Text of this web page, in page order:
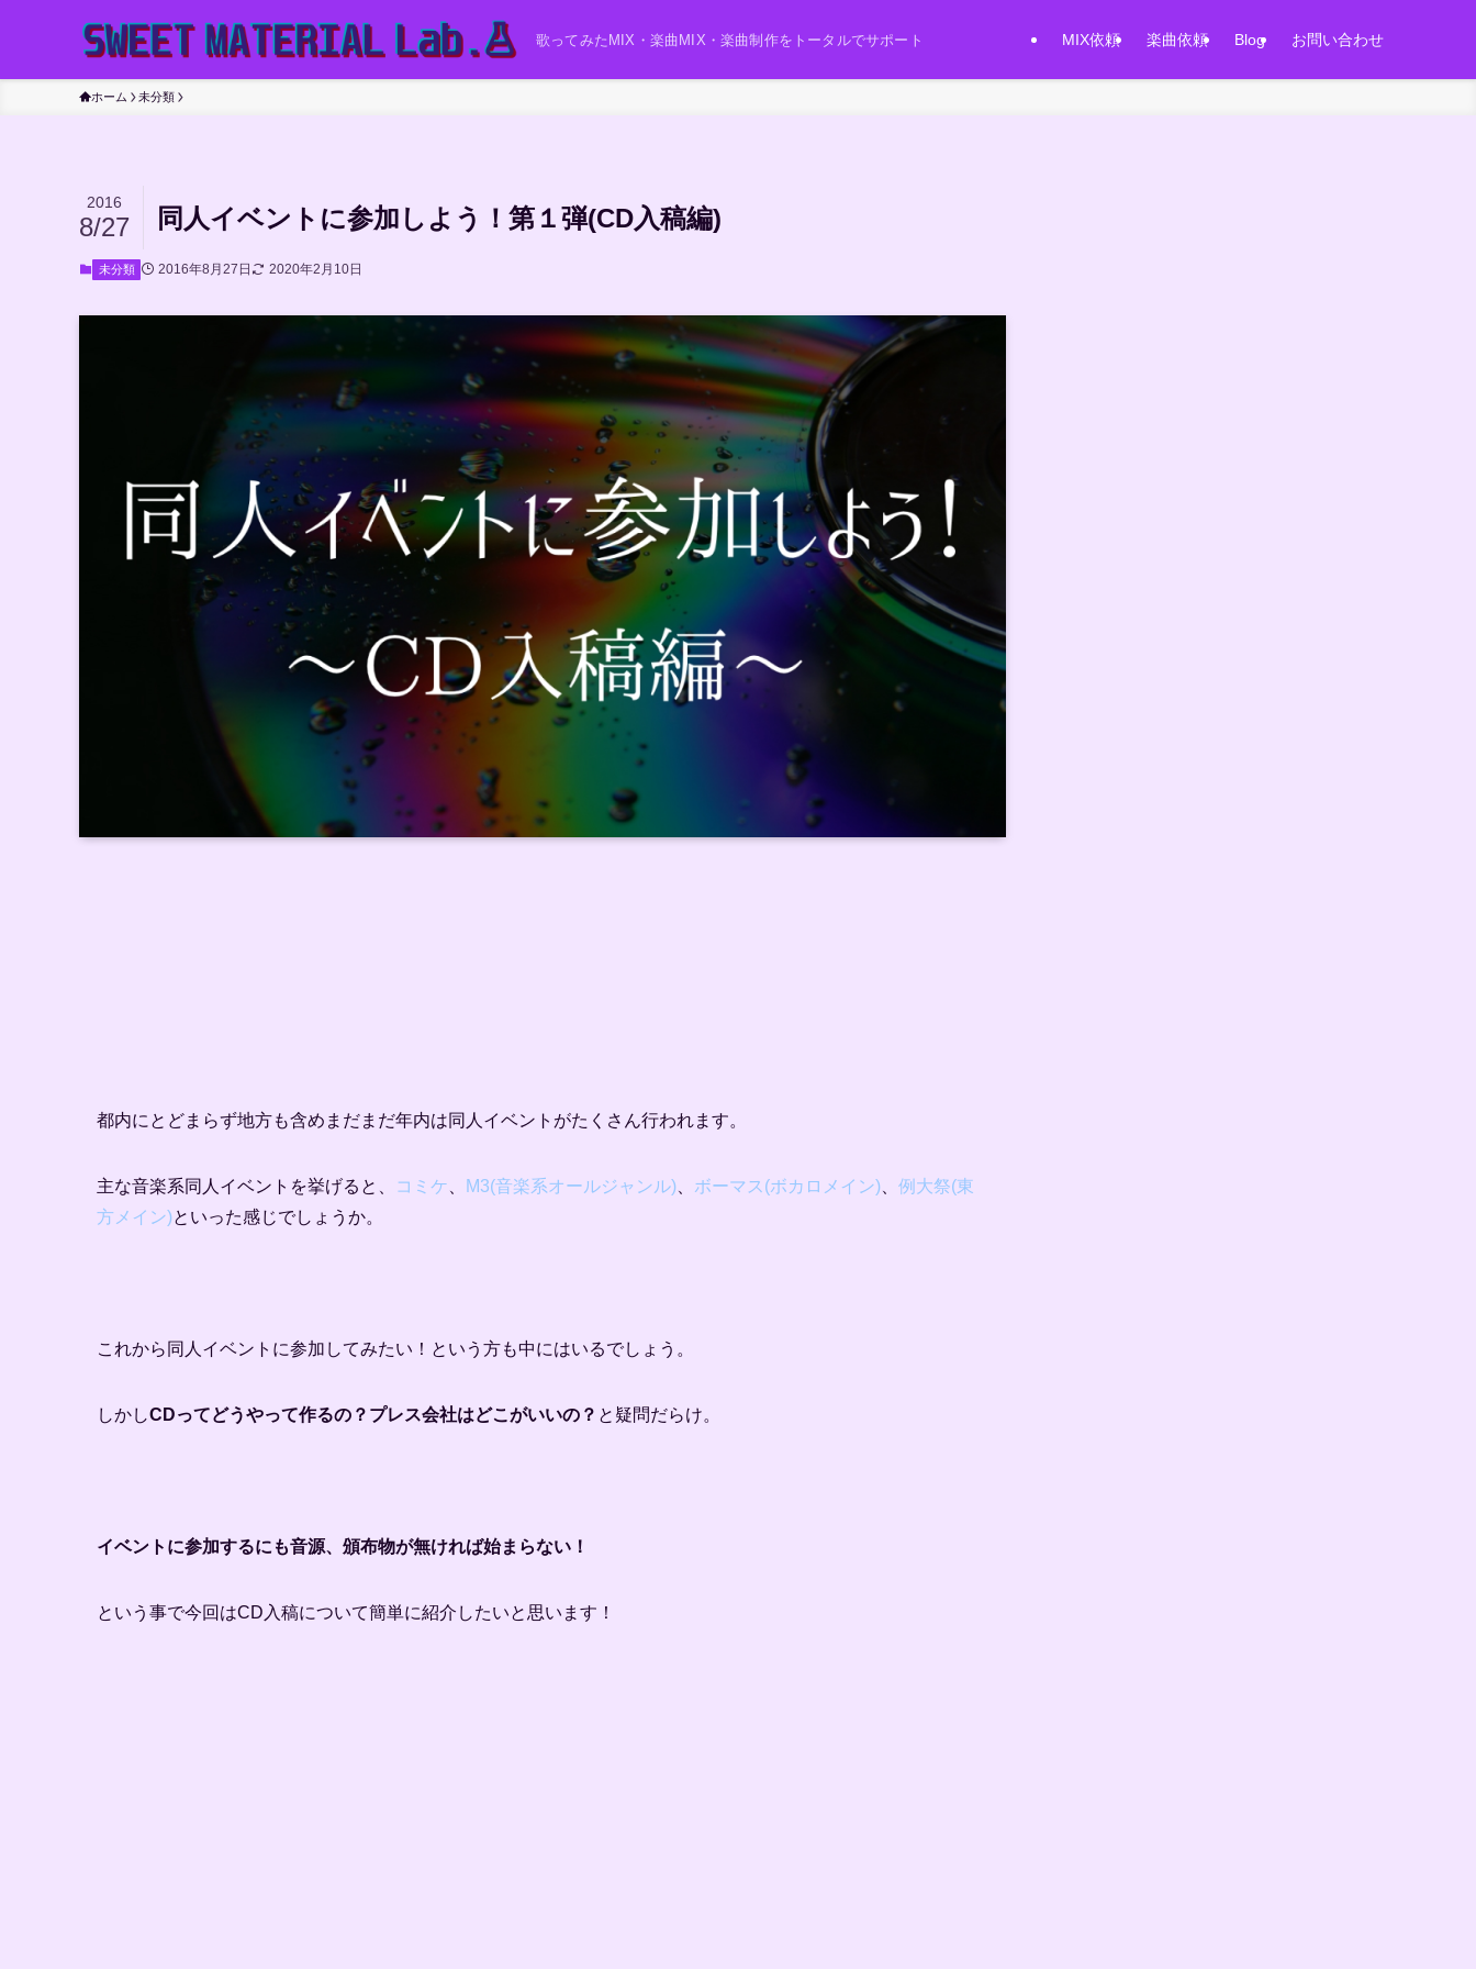
歌ってみたMIX・楽曲MIX・楽曲制作をトータルでサポート MIX依頼 楽曲依頼 Blog お問い合わせ
ホーム 未分類
同人イベントに参加しよう！第１弾(CD入稿編)
2016
8/27
未分類 2016年8月27日 2020年2月10日
都内にとどまらず地方も含めまだまだ年内は同人イベントがたくさん行われます。
主な音楽系同人イベントを挙げると、 コミケ M3(音楽系オールジャンル) ボーマス(ボカロメイン)
例大祭(東
方メイン)といった感じでしょうか。
これから同人イベントに参加してみたい！という方も中にはいるでしょう。
しかしCDってどうやって作るの？プレス会社はどこがいいの？ と疑問だらけ。
イベントに参加するにも音源、頒布物が無ければ始まらない！
という事で今回はCD入稿について簡単に紹介したいと思います！